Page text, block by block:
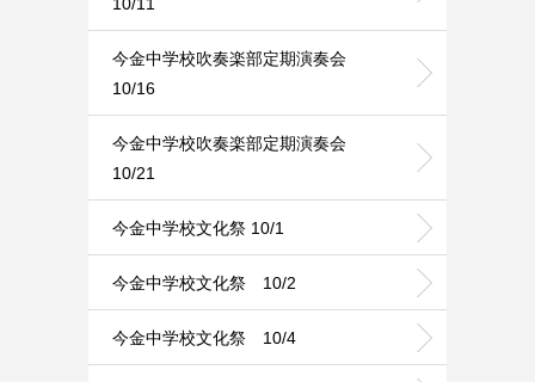
今金中学校吹奏楽部定期演奏会
10/16
今金中学校吹奏楽部定期演奏会
10/21
今金中学校文化祭 10/1
今金中学校文化祭 10/2
今金中学校文化祭 10/4